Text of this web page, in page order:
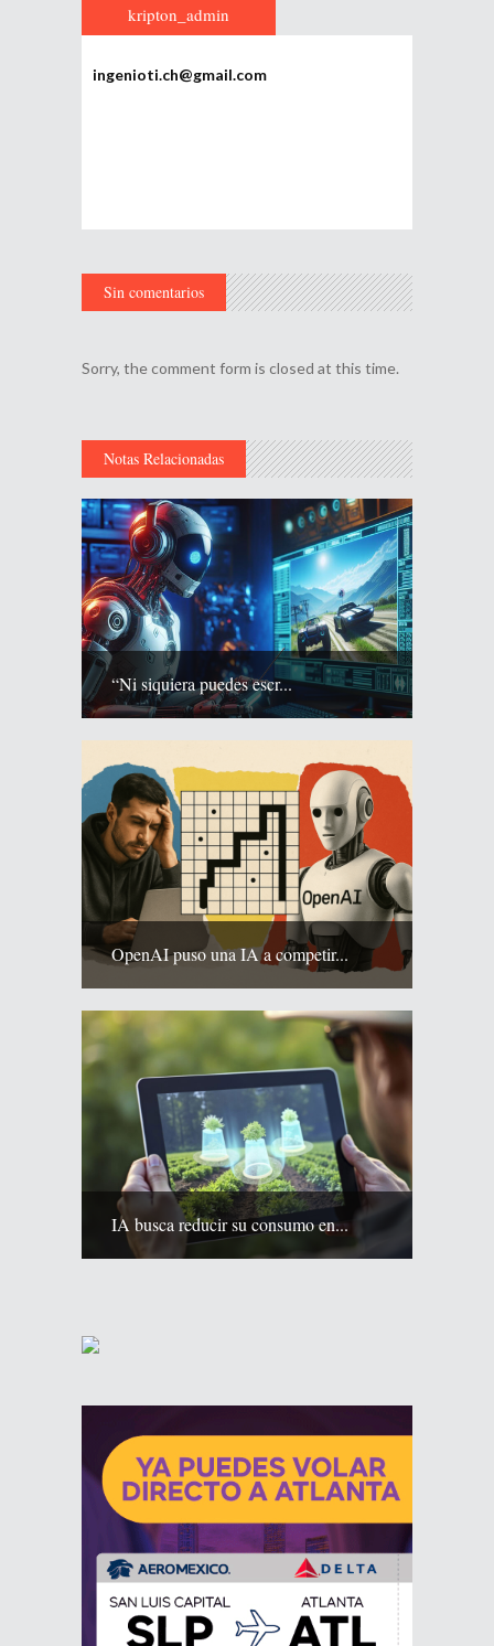
kripton_admin
ingenioti.ch@gmail.com
Sin comentarios
Sorry, the comment form is closed at this time.
Notas Relacionadas
“Ni siquiera puedes escr...
OpenAI puso una IA a competir...
IA busca reducir su consumo en...